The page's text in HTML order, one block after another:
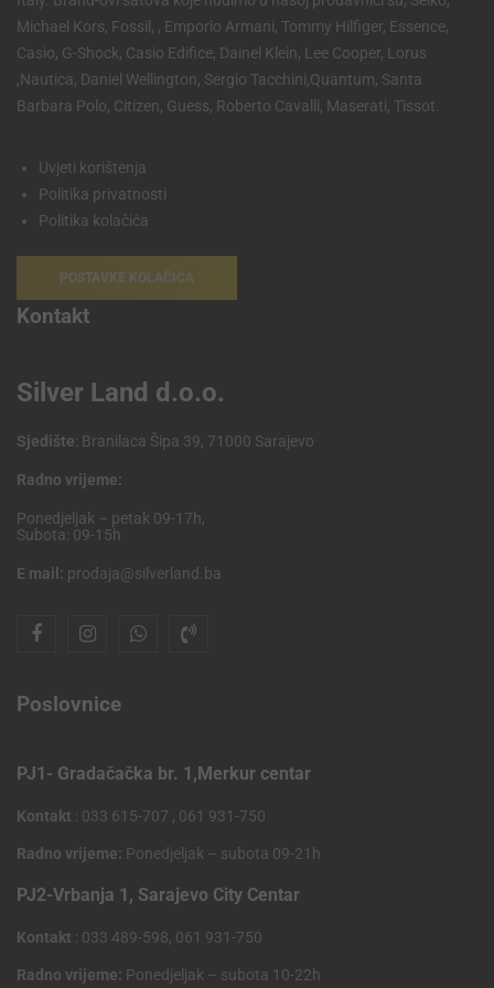
Michael Kors, Fossil, , Emporio Armani, Tommy Hilfiger, Essence,
Casio, G-Shock, Casio Edifice, Dainel Klein, Lee Cooper, Lorus
,Nautica, Daniel Wellington, Sergio Tacchini,Quantum, Santa
Barbara Polo, Citizen, Guess, Roberto Cavalli, Maserati, Tissot.
Uvjeti korištenja
Politika privatnosti
Politika kolačića
POSTAVKE KOLAČIĆA
Kontakt
Silver Land d.o.o.
Sjedište: Branilaca Šipa 39, 71000 Sarajevo
Radno vrijeme:
Ponedjeljak – petak 09-17h,
Subota: 09-15h
E mail: prodaja@silverland.ba
Poslovnice
PJ1- Gradačačka br. 1,Merkur centar
Kontakt : 033 615-707 , 061 931-750
Radno vrijeme: Ponedjeljak – subota 09-21h
PJ2-Vrbanja 1, Sarajevo City Centar
Kontakt : 033 489-598, 061 931-750
Radno vrijeme: Ponedjeljak – subota 10-22h